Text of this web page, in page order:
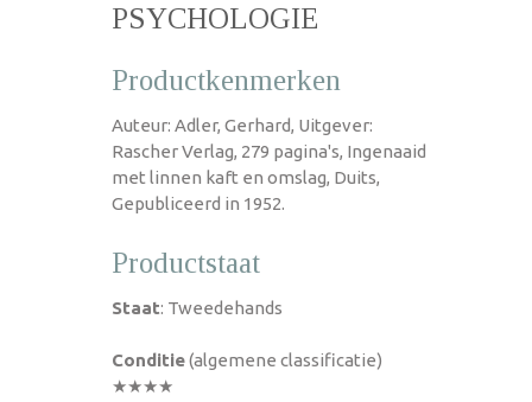
PSYCHOLOGIE
Productkenmerken
Auteur: Adler, Gerhard, Uitgever:
Rascher Verlag, 279 pagina's, Ingenaaid
met linnen kaft en omslag, Duits,
Gepubliceerd in 1952.
Productstaat
Staat: Tweedehands
Conditie(algemene classificatie)
★★★★